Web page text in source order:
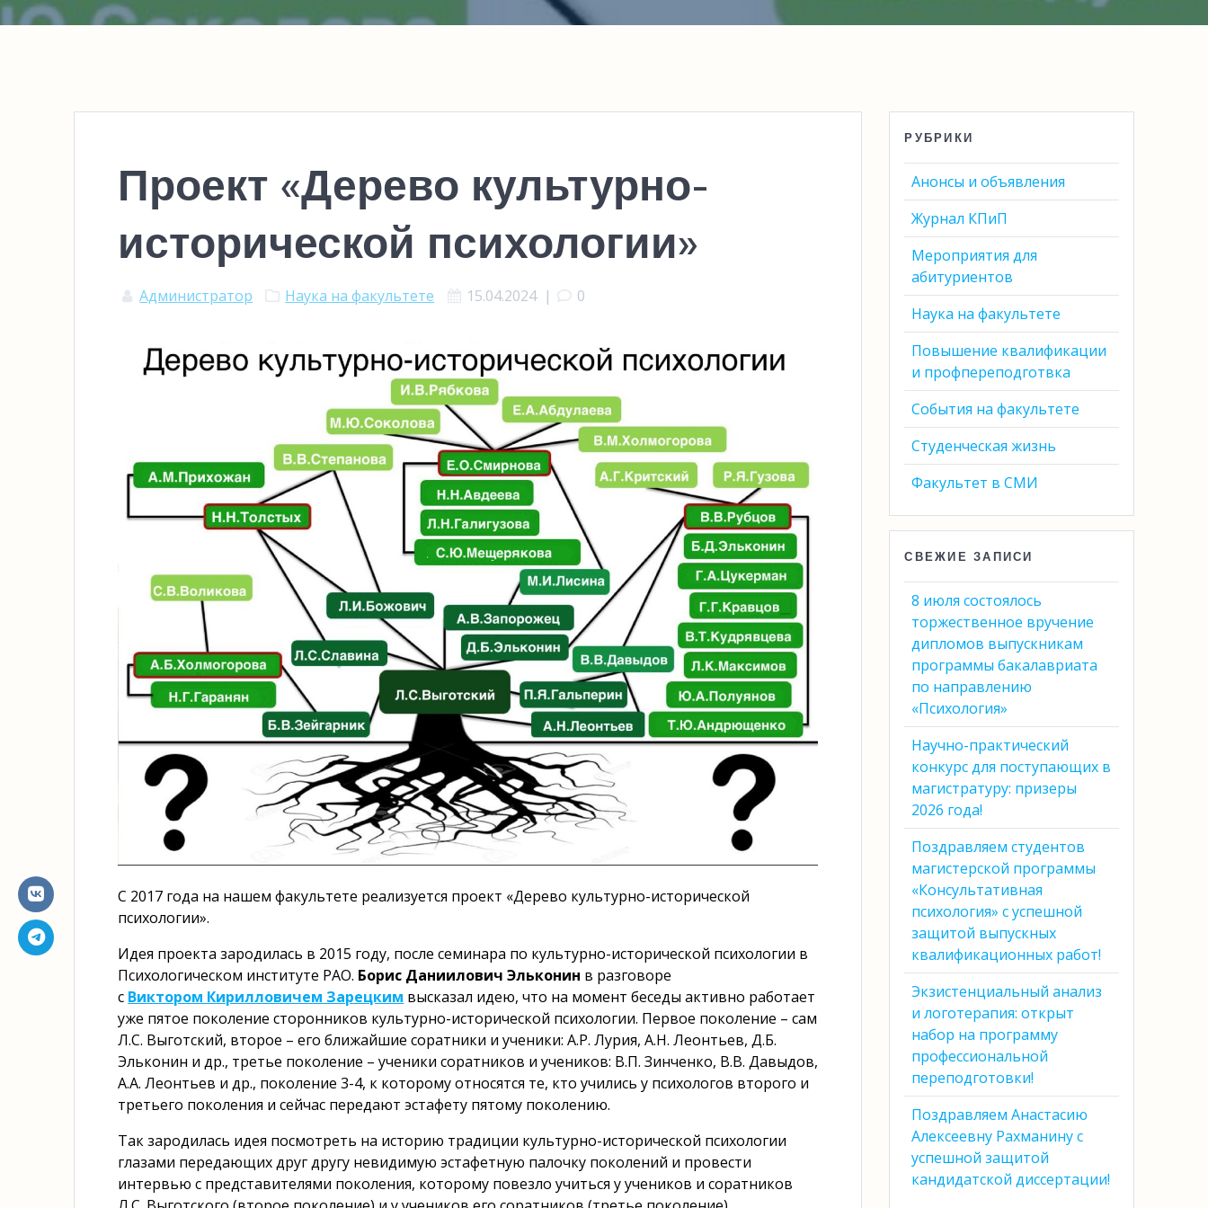
Проект «Дерево культурно-
исторической психологии»
Администратор Наука на факультете 15.04.2024| 0
С 2017 года на нашем факультете реализуется проект «Дерево культурно-исторической
психологии».
Идея проекта зародилась в 2015 году, после семинара по культурно-исторической психологии в
Психологическом институте РАО. Борис Даниилович Эльконин в разговоре
с Виктором Кирилловичем Зарецким высказал идею, что на момент беседы активно работает
уже пятое поколение сторонников культурно-исторической психологии. Первое поколение – сам
Л.С. Выготский, второе – его ближайшие соратники и ученики: А.Р. Лурия, А.Н. Леонтьев, Д.Б.
Эльконин и др., третье поколение – ученики соратников и учеников: В.П. Зинченко, В.В. Давыдов,
А.А. Леонтьев и др., поколение 3-4, к которому относятся те, кто учились у психологов второго и
третьего поколения и сейчас передают эстафету пятому поколению.
Так зародилась идея посмотреть на историю традиции культурно-исторической психологии
глазами передающих друг другу невидимую эстафетную палочку поколений и провести
интервью с представителями поколения, которому повезло учиться у учеников и соратников
РУБРИКИ
Анонсы и объявления
Журнал КПиП
Мероприятия для
абитуриентов
Наука на факультете
Повышение квалификации
и профпереподготвка
События на факультете
Студенческая жизнь
Факультет в СМИ
СВЕЖИЕ ЗАПИСИ
8 июля состоялось
торжественное вручение
дипломов выпускникам
программы бакалавриата
по направлению
«Психология»
Научно-практический
конкурс для поступающих в
магистратуру: призеры
2026 года!
Поздравляем студентов
магистерской программы
«Консультативная
психология» с успешной
защитой выпускных
квалификационных работ!
Экзистенциальный анализ
и логотерапия: открыт
набор на программу
профессиональной
переподготовки!
Поздравляем Анастасию
Алексеевну Рахманину с
успешной защитой
кандидатской диссертации!